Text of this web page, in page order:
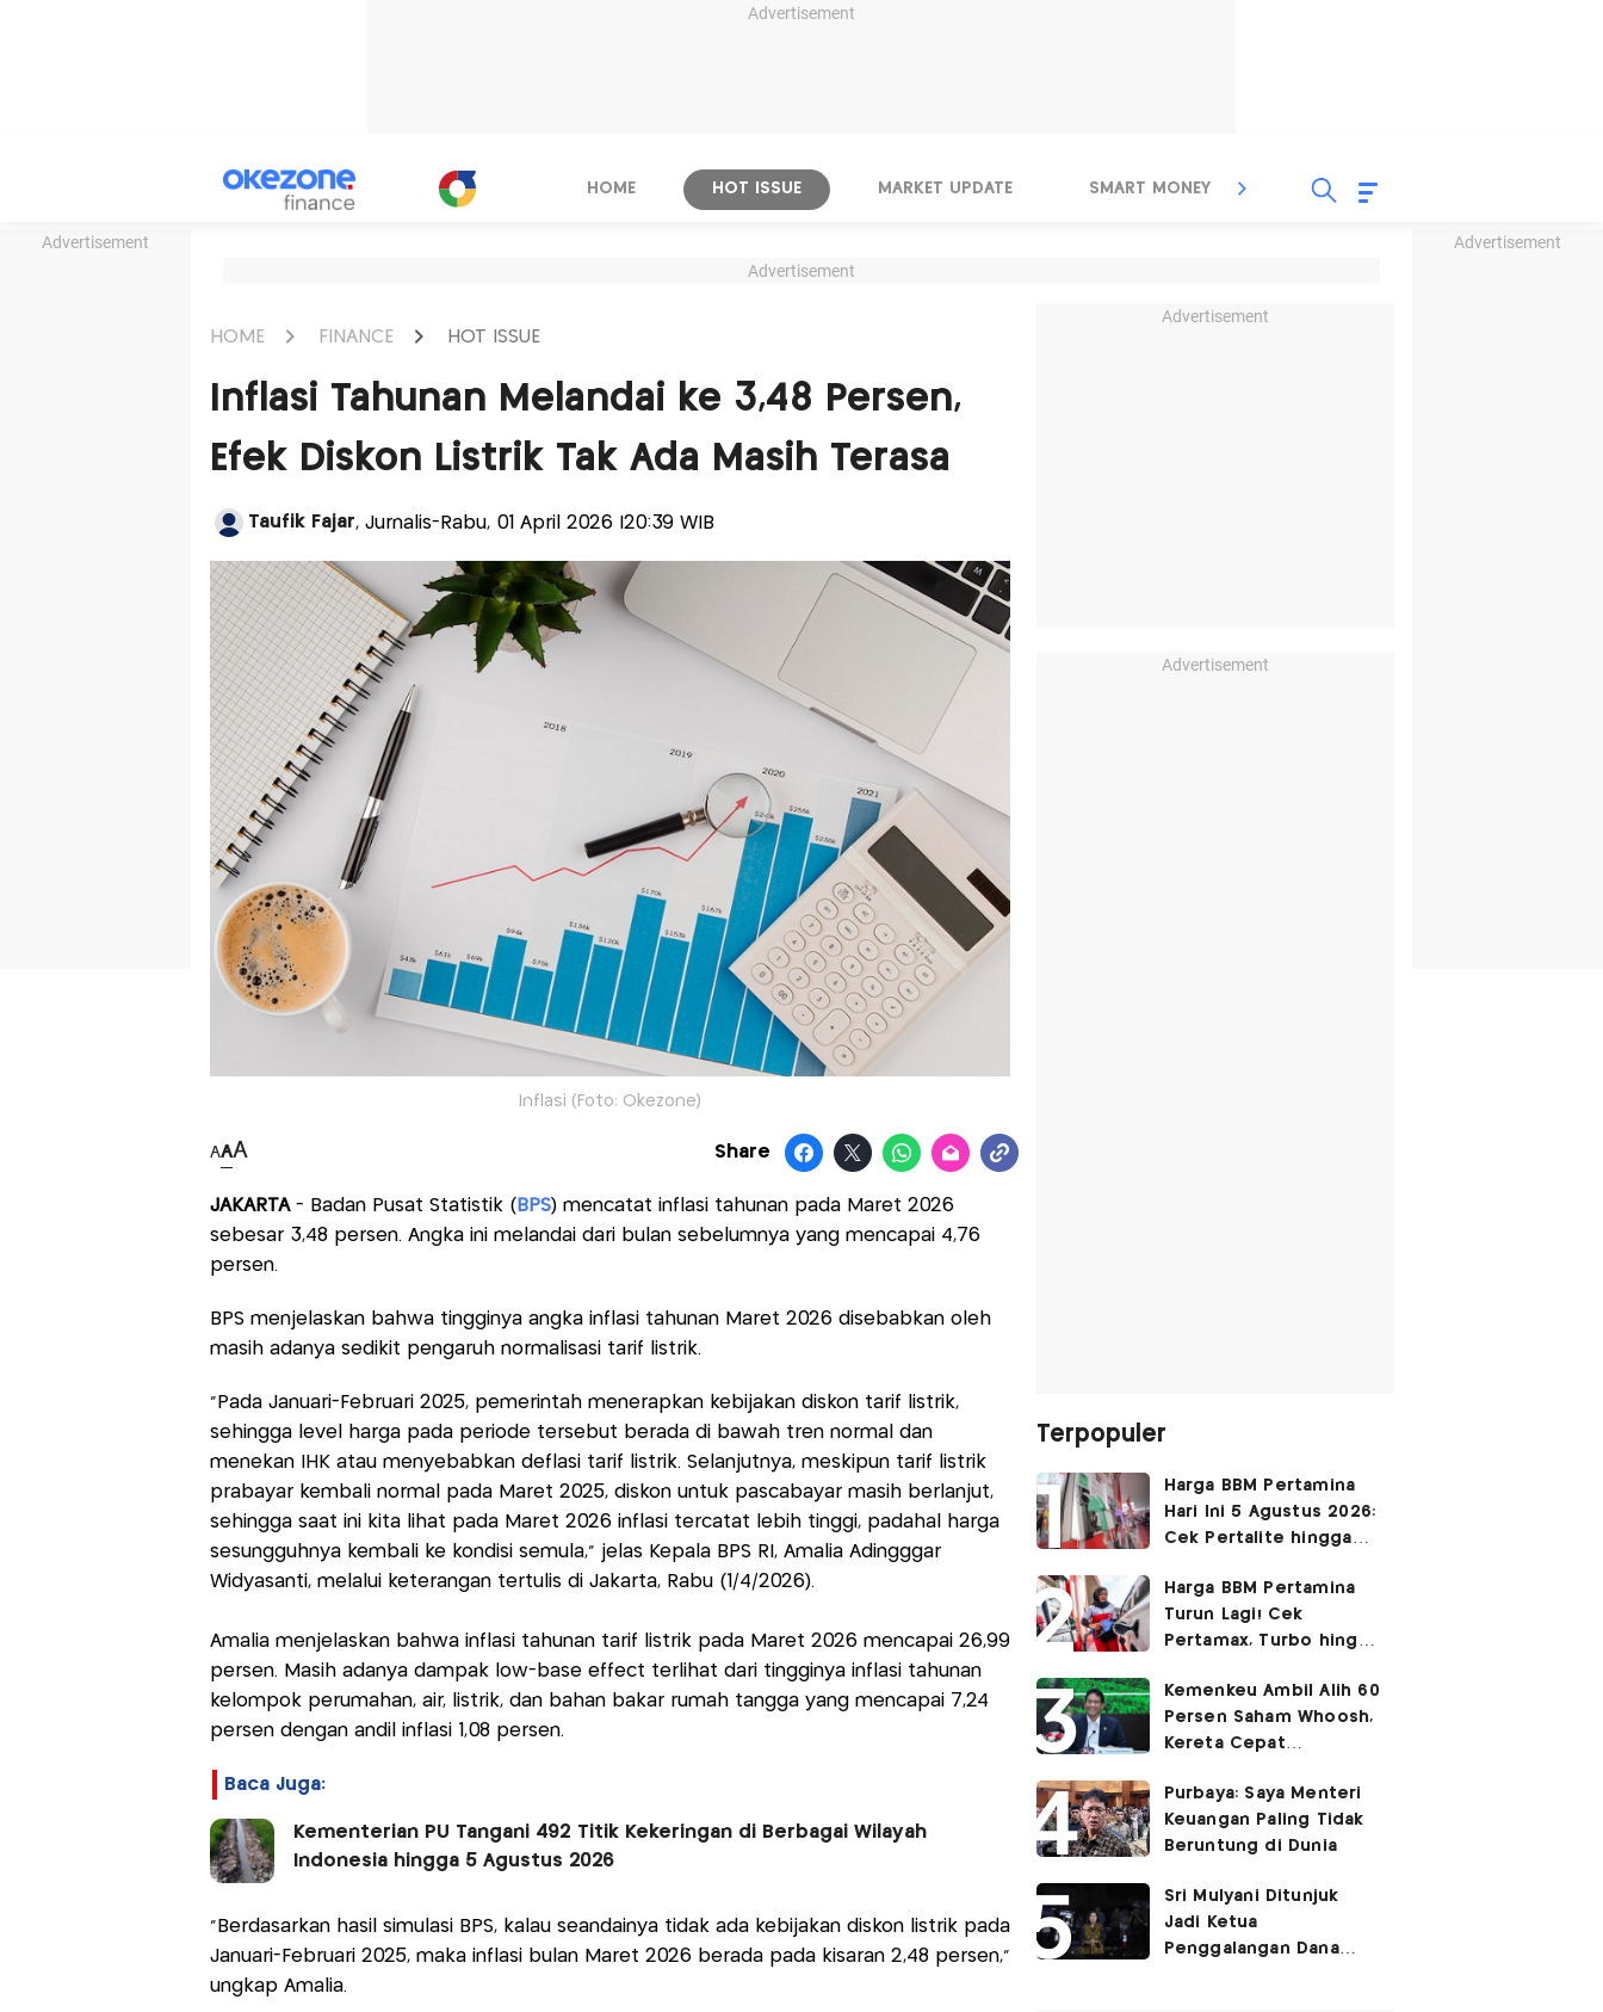
Advertisement
Advertisement Advertisement
HOME HOT ISSUE MARKET UPDATE SMART MONEY INSPIRASI BISNIS
Advertisement
HOME FINANCE HOT ISSUE
Inflasi Tahunan Melandai ke 3,48 Persen,
Efek Diskon Listrik Tak Ada Masih Terasa
Taufik Fajar, Jurnalis-Rabu, 01 April 2026 |20:39 WIB
Inflasi (Foto: Okezone)
AAA Share
JAKARTA- Badan Pusat Statistik ( BPS) mencatat inflasi tahunan pada Maret 2026
sebesar 3,48 persen. Angka ini melandai dari bulan sebelumnya yang mencapai 4,76
persen.
BPS menjelaskan bahwa tingginya angka inflasi tahunan Maret 2026 disebabkan oleh
masih adanya sedikit pengaruh normalisasi tarif listrik.
"Pada Januari-Februari 2025, pemerintah menerapkan kebijakan diskon tarif listrik,
sehingga level harga pada periode tersebut berada di bawah tren normal dan
menekan IHK atau menyebabkan deflasi tarif listrik. Selanjutnya, meskipun tarif listrik
prabayar kembali normal pada Maret 2025, diskon untuk pascabayar masih berlanjut,
sehingga saat ini kita lihat pada Maret 2026 inflasi tercatat lebih tinggi, padahal harga
sesungguhnya kembali ke kondisi semula,” jelas Kepala BPS RI, Amalia Adingggar
Widyasanti, melalui keterangan tertulis di Jakarta, Rabu (1/4/2026).
Amalia menjelaskan bahwa inflasi tahunan tarif listrik pada Maret 2026 mencapai 26,99
persen. Masih adanya dampak low-base effect terlihat dari tingginya inflasi tahunan
kelompok perumahan, air, listrik, dan bahan bakar rumah tangga yang mencapai 7,24
persen dengan andil inflasi 1,08 persen.
Baca Juga:
Kementerian PU Tangani 492 Titik Kekeringan di Berbagai Wilayah
Indonesia hingga 5 Agustus 2026
”Berdasarkan hasil simulasi BPS, kalau seandainya tidak ada kebijakan diskon listrik pada
Januari-Februari 2025, maka inflasi bulan Maret 2026 berada pada kisaran 2,48 persen,”
ungkap Amalia.
Advertisement
Advertisement
Terpopuler
Harga BBM Pertamina
Hari Ini 5 Agustus 2026:
Cek Pertalite hingga
Turun
Harga BBM Pertamina
Turun Lagi! Cek
Pertamax, Turbo hingga
Agustus 2026
Kemenkeu Ambil Alih 60
Persen Saham Whoosh,
Kereta Cepat
Surabaya
Purbaya: Saya Menteri
Keuangan Paling Tidak
Beruntung di Dunia
Sri Mulyani Ditunjuk
Jadi Ketua
Penggalangan Dana